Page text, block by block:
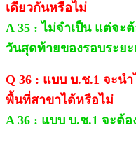
เดียวกันหรือไม่
A 35 : ไม่จำเป็น แต่จะ
วันสุดท้ายของรอบระย
Q 36 : แบบ บ.ช.1 จะน
พื้นที่สาขาได้หรือไม่
A 36 : แบบ บ.ช.1 จะต้